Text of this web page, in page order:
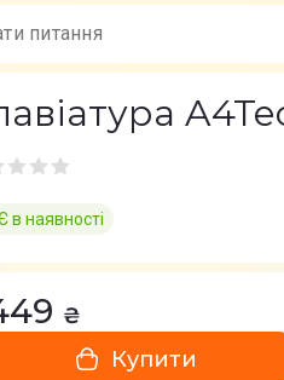
питання
в наявності
₴
Купити